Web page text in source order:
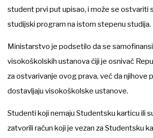
student prvi put upisao, i može se ostvariti
studijski program na istom stepenu studija.
Ministarstvo je podsetilo da se
visokoškolskih ustanova čiji je osnivač
za ostvarivanje ovog prava, već da njihove
dostavljaju visokoškolske ustanove.
Studenti koji nemaju Studentsku karticu ili
zatvorili račun koji je vezan za Studentsku